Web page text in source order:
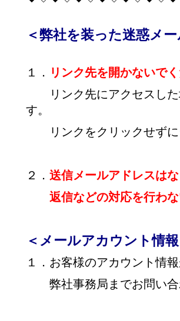
＜弊社を装った迷惑メ
１． リンク先を開かないで
リンク先にアクセスした
す。
リンクをクリックせずに
２． 送信メールアドレスは
返信などの対応を行わな
＜メールアカウント情
１．お客様のアカウント情
弊社事務局までお問い合